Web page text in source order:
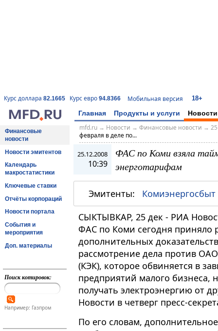
Курс доллара 82.1665 Курс евро 94.8366 Мобильная версия 18+
Главная Продукты и услуги Новости
Финансовые
новости
Новости эмитентов
Календарь
макростатистики
Ключевые ставки
Отчёты корпораций
Новости портала
События и
мероприятия
Доп. материалы
Поиск котировок:
Например: Газпром
mfd.ru→ Новости → Финансовые новости →
февраля в деле по...
25.12.2008
10:39
ФАС по Коми взяла
энерготарифам
Эмитенты: Комиэнергосбыт
СЫКТЫВКАР, 25 дек - РИА
ФАС по Коми сегодня приняло
дополнительных
рассмотрение дела против
(КЭК), которое обвиняется в
предприятий малого
получать электроэнергию от
Новости в четверг пресс-
По его словам,